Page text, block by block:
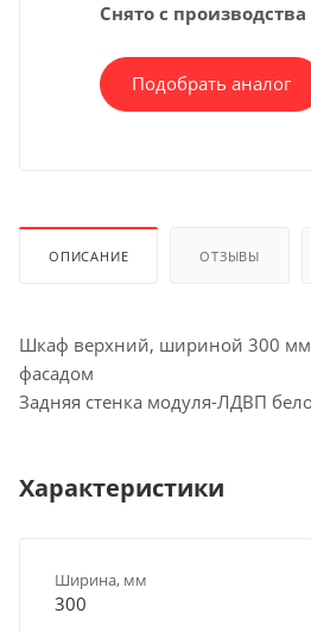
Снято с производства
Подобрать аналог
ОПИСАНИЕ ОТЗЫВЫ
Шкаф верхний, шириной 300
фасадом
Задняя стенка модуля-ЛДВП
Характеристики
Ширина, мм
300